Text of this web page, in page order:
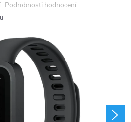
Podrobnosti hodnocení